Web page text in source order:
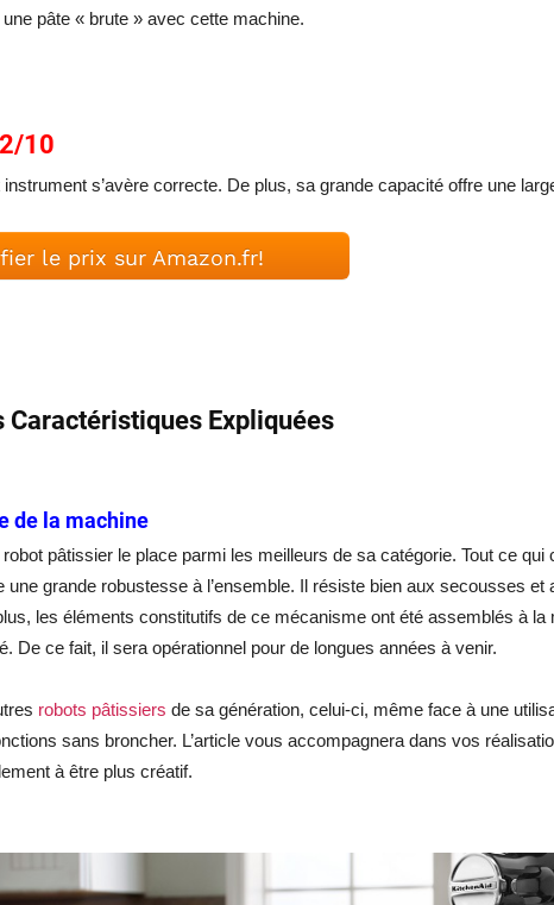
une pâte « brute » avec cette machine.
: 9.2/10
instrument s’avère correcte. De plus, sa grande capacité offre une
le prix sur Amazon.fr!
Caractéristiques Expliquées
de la machine
pâtissier le place parmi les meilleurs de sa catégorie. Tout ce
une grande robustesse à l’ensemble. Il résiste bien aux secousses
les éléments constitutifs de ce mécanisme ont été assemblés à la
De ce fait, il sera opérationnel pour de longues années à venir.
robots pâtissiers de sa génération, celui-ci, même face à une
sans broncher. L’article vous accompagnera dans vos
à être plus créatif.